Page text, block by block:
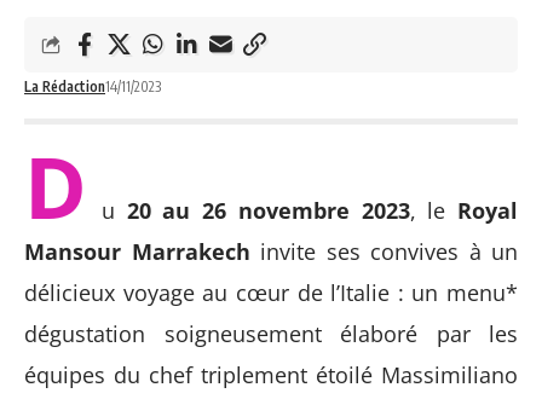
La Rédaction14/11/2023
D u 20 au 26 novembre 2023, le Royal
Mansour Marrakech invite ses convives à un
délicieux voyage au cœur de l’Italie : un menu*
dégustation soigneusement élaboré par les
équipes du chef triplement étoilé Massimiliano